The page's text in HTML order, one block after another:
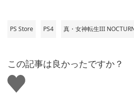
PS Store PS4 真・女神転生III
この記事は良かったですか？
い
い